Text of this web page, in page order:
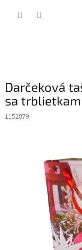
Darčeková
sa
1152079